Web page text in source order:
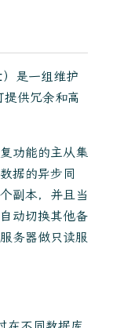
是一组维护
供冗余和高
功能的主从集
据的异步同
副本，并且当
动切换其他备
务器做只读服